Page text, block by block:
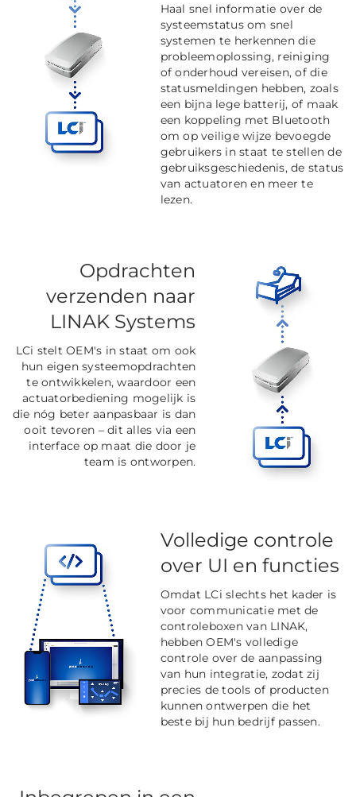
Haal snel informatie over de
systeemstatus om snel
systemen te herkennen die
probleemoplossing, reiniging
of onderhoud vereisen, of die
statusmeldingen hebben, zoals
een bijna lege batterij, of maak
een koppeling met Bluetooth
om op veilige wijze bevoegde
gebruikers in staat te stellen de
gebruiksgeschiedenis, de status
van actuatoren en meer te
lezen.
Opdrachten
verzenden naar
LINAK Systems
LCi stelt OEM's in staat om ook
hun eigen systeemopdrachten
te ontwikkelen, waardoor een
actuatorbediening mogelijk is
die nóg beter aanpasbaar is dan
ooit tevoren –dit alles via een
interface op maat die door je
team is ontworpen.
Volledige controle
over UI en functies
Omdat LCi slechts het kader is
voor communicatie met de
controleboxen van LINAK,
hebben OEM's volledige
controle over de aanpassing
van hun integratie, zodat zij
precies de tools of producten
kunnen ontwerpen die het
beste bij hun bedrijf passen.